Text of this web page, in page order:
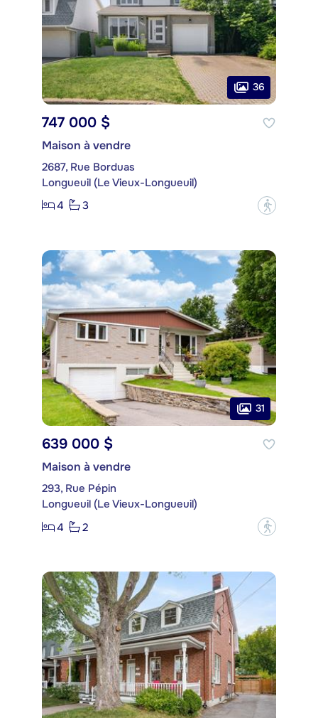
36
747 000 $
Maison à vendre
2687, Rue Borduas
Longueuil (Le Vieux-Longueuil)
4
3 ?
31
639 000 $
Maison à vendre
293, Rue Pépin
Longueuil (Le Vieux-Longueuil)
4
2 ?